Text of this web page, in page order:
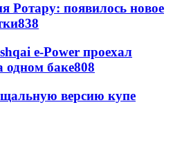
Ротару: появилось новое
838
e-Power проехал
одном баке808
версию купе